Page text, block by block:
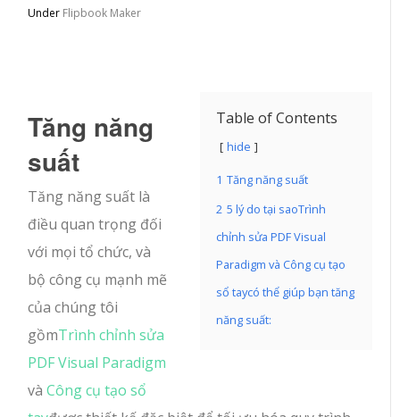
Under Flipbook Maker
Table of Contents
hide
1 Tăng năng suất
2 5 lý do tại saoTrình
chỉnh sửa PDF Visual
Paradigm và Công cụ tạo
sổ taycó thể giúp bạn tăng
năng suất:
Tăng năng
suất
Tăng năng suất là
điều quan trọng đối
với mọi tổ chức, và
bộ công cụ mạnh mẽ
của chúng tôi
gồmTrình chỉnh sửa
PDF Visual Paradigm
vàCông cụ tạo sổ